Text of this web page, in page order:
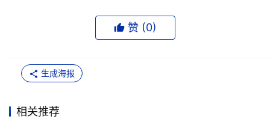
装该有问题版本的软件用户以通知。 ”
发言人谈到，并补充说：“VMware期待能够于今天晚些时
候提供补丁以修正漏洞。”
赞 (0)
生成海报
相关推荐